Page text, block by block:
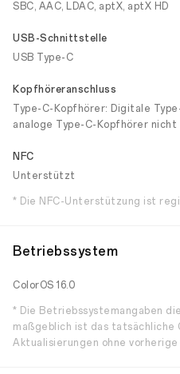
SBC, AAC, LDAC, aptX, aptX HD
USB-Schnittstelle
USB Type-C
Kopfhöreranschluss
Type-C-Kopfhörer: Digitale
analoge Type-C-Kopfhörer
NFC
Unterstützt
* Die NFC-Unterstützung ist
Betriebssystem
ColorOS 16.0
* Die Betriebssystemangaben
maßgeblich ist das tatsächliche
Aktualisierungen ohne